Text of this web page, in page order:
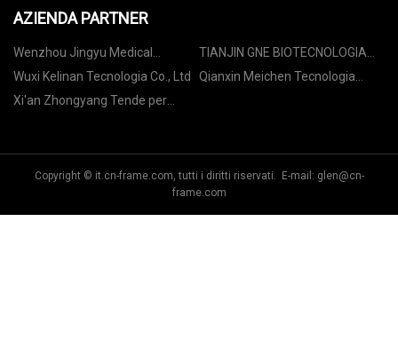
AZIENDA PARTNER
Wenzhou Jingyu Medical
Instruments Co., Ltd
TIANJIN GNE BIOTECNOLOGIA
CO., LTD
Wuxi Kelinan Tecnologia Co., Ltd
Qianxin Meichen Tecnologia
Xi'an Zhongyang Tende per
Copyright © it.cn-frame.com, tutti i diritti riservati. E-mail: glen@cn-
frame.com